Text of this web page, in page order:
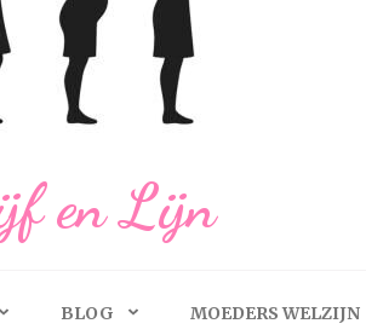
en Lijn
BLOG MOEDERS WELZIJN